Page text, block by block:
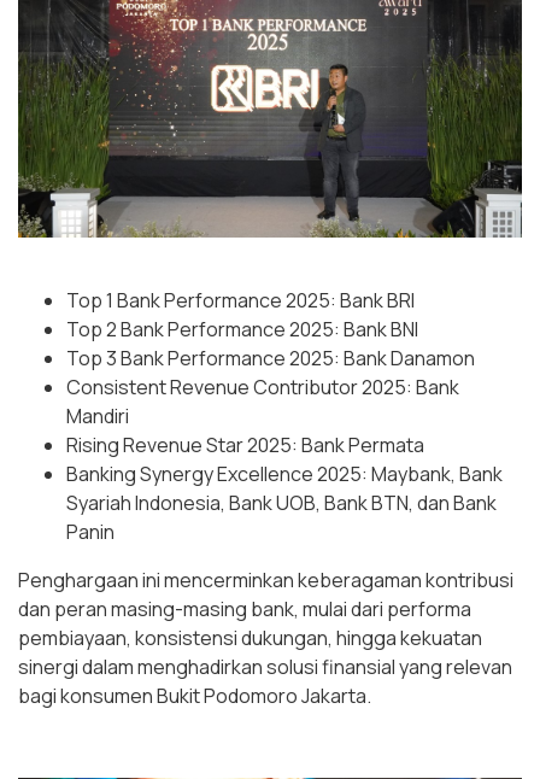
Top 1 Bank Performance 2025: Bank BRI
Top 2 Bank Performance 2025: Bank BNI
Top 3 Bank Performance 2025: Bank Danamon
Consistent Revenue Contributor 2025: Bank
Mandiri
Rising Revenue Star 2025: Bank Permata
Banking Synergy Excellence 2025: Maybank, Bank
Syariah Indonesia, Bank UOB, Bank BTN, dan Bank
Panin
Penghargaan ini mencerminkan keberagaman kontribusi
dan peran masing-masing bank, mulai dari performa
pembiayaan, konsistensi dukungan, hingga kekuatan
sinergi dalam menghadirkan solusi finansial yang relevan
bagi konsumen Bukit Podomoro Jakarta.